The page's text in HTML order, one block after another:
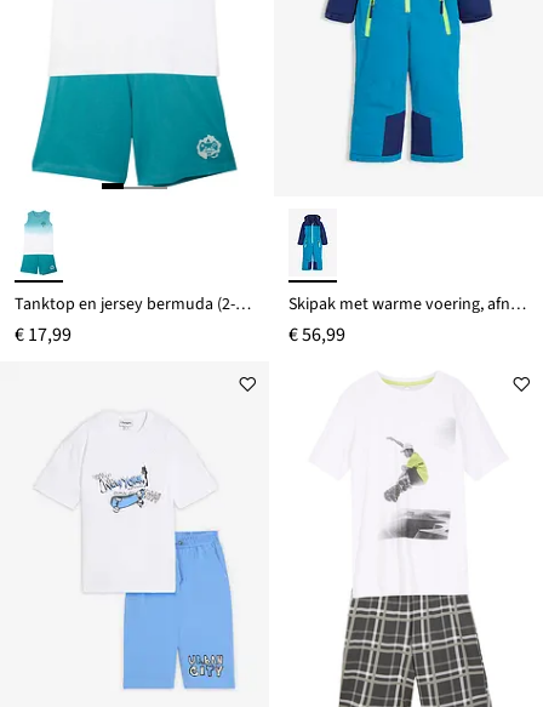
Tanktop en jersey bermuda (2-dlg. set)
€ 17,99
Skipak met warme voering, afneembare capuchon en reflecterende details
€ 56,99